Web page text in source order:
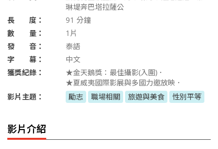
琳堤奔巴塔拉薩公
長 度：
91 分鐘
數 量：
1片
發 音：
泰語
字 幕：
中文
獲獎紀錄：
★金天鵝獎：最佳攝影(入圍)．
★夏威夷國際影展與多國力邀放映．
影片主題：
勵志 職場相關 旅遊與美食 性別平等
影片介紹